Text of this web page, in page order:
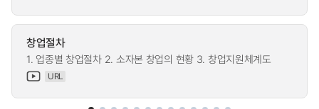
창업절차
1. 업종별 창업절차 2. 소자본 창업의 현황 3. 창업지원체계도
URL